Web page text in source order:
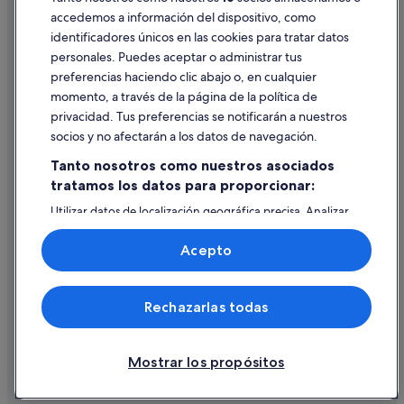
Ayuda
Cancelar un vuelo
Cancelar una reserva de hotel o de un alquiler vacacional
Utilizar un cupón de Expedia
Documentos para viajes internacionales
© 2026 Expedia, Inc., una empresa de Expedia Group. Todos los
derechos reservados. Expedia y el logotipo de Expedia son marcas
comerciales o marcas comerciales registradas de Expedia, Inc.
accedemos a información del dispositivo, como
identificadores únicos en las cookies para tratar datos
personales. Puedes aceptar o administrar tus
preferencias haciendo clic abajo o, en cualquier
momento, a través de la página de la política de
privacidad. Tus preferencias se notificarán a nuestros
socios y no afectarán a los datos de navegación.
Tanto nosotros como nuestros asociados
tratamos los datos para proporcionar:
Utilizar datos de localización geográfica precisa. Analizar
activamente las características del dispositivo para su
identificación. Almacenar la información en un dispositivo
y/o acceder a ella. Publicidad y contenido personalizados,
medición de publicidad y contenido, investigación de
audiencia y desarrollo de servicios.
Lista de asociados (proveedores)
Mostrar los propósitos
Rechazarlas todas
Acepto